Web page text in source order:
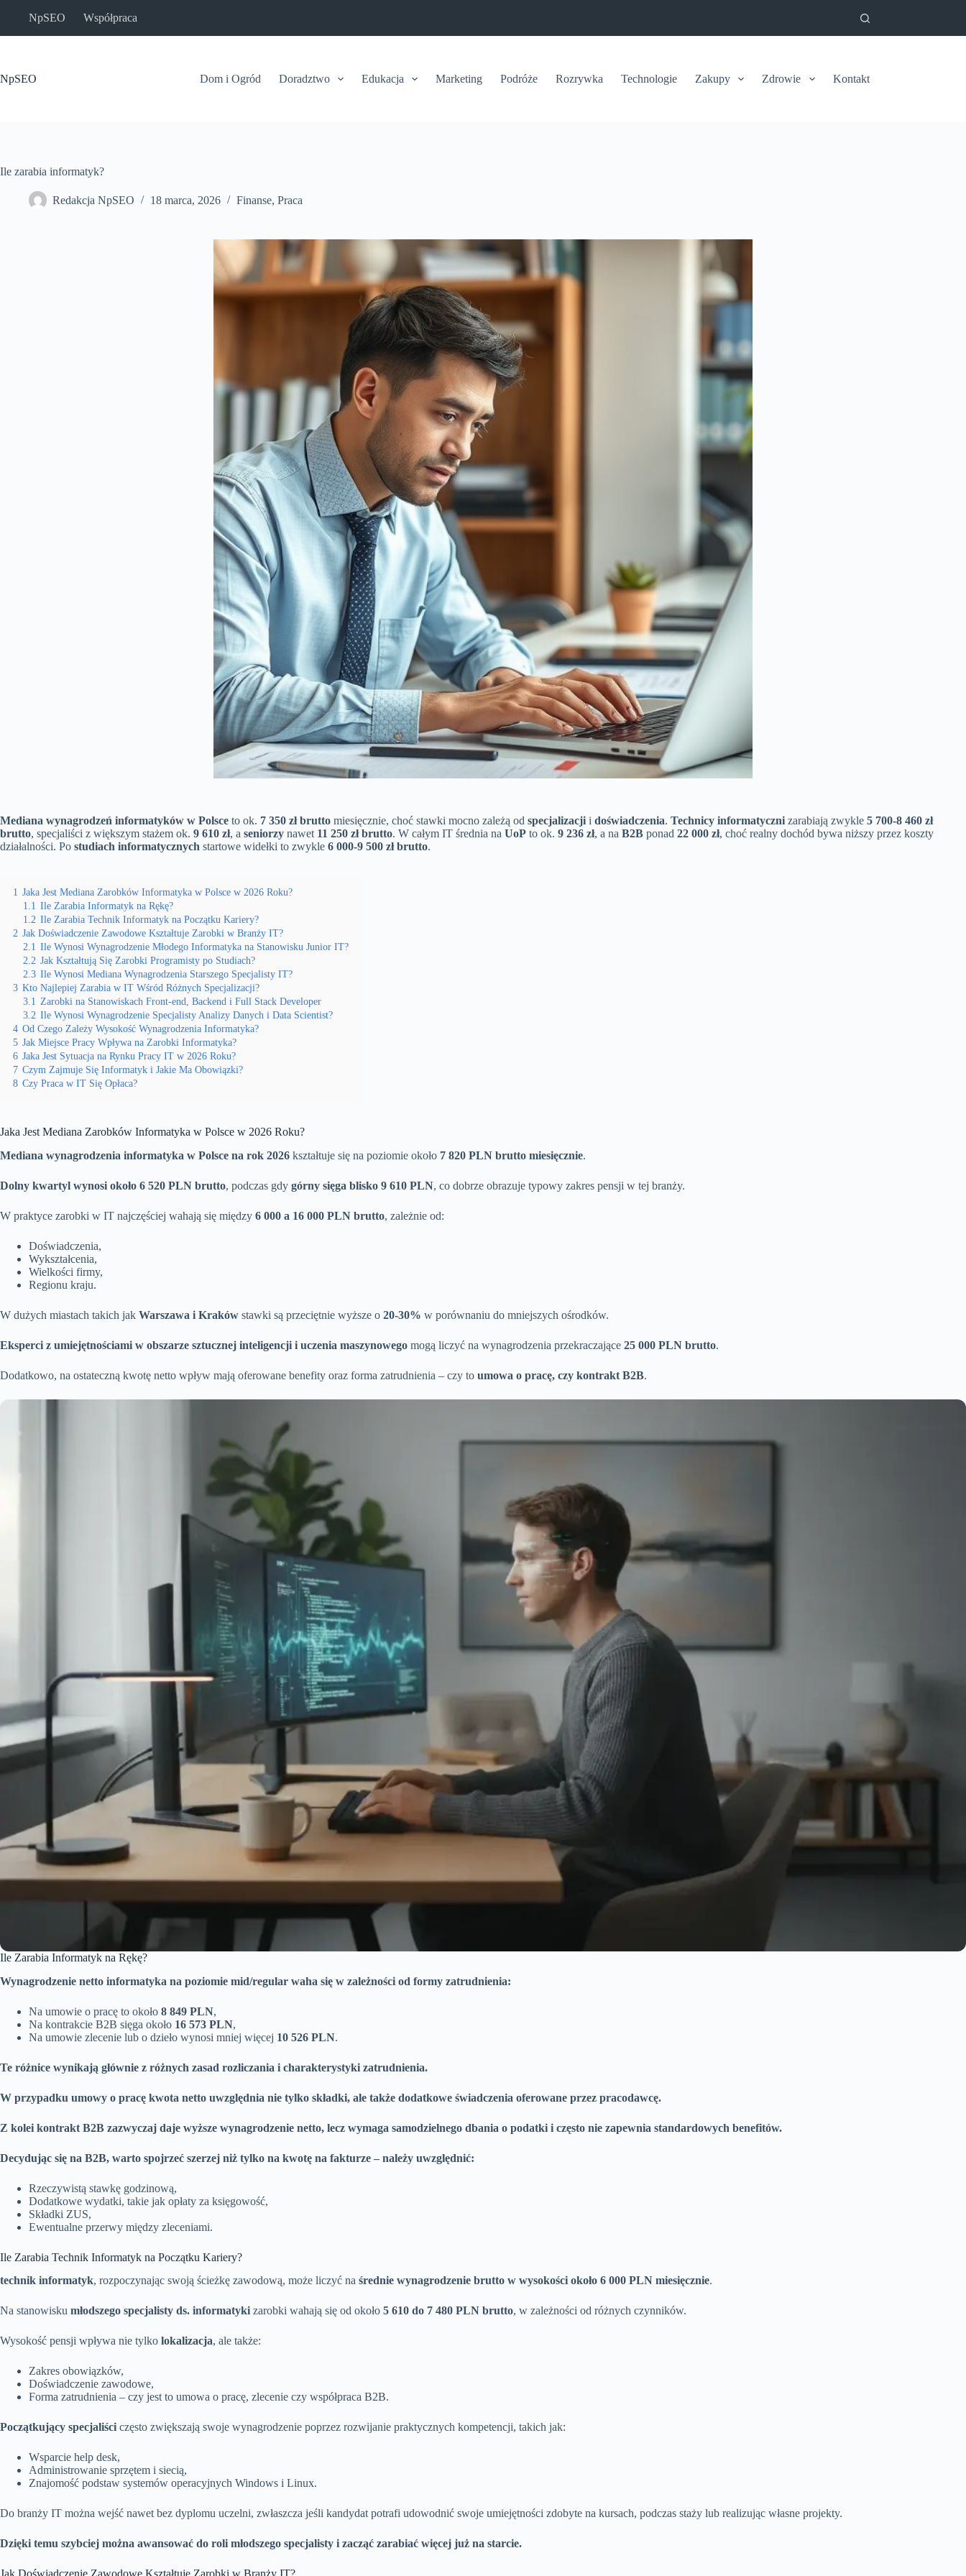
NpSEO Współpraca
NpSEO Dom i Ogród Doradztwo Edukacja Marketing Podróże Rozrywka Technologie Zakupy Zdrowie Kontakt
Ile zarabia informatyk?
Redakcja NpSEO 18 marca, 2026 Finanse, Praca
Mediana wynagrodzeń informatyków w Polsce to ok. 7 350 zł brutto miesięcznie, choć stawki mocno zależą od specjalizacji i doświadczenia. Technicy informatyczni zarabiają zwykle 5 700-8 460 zł
brutto, specjaliści z większym stażem ok. 9 610 zł, a seniorzy nawet 11 250 zł brutto. W całym IT średnia na UoP to ok. 9 236 zł, a na B2B ponad 22 000 zł, choć realny dochód bywa niższy przez koszty
działalności. Po studiach informatycznych startowe widełki to zwykle 6 000-9 500 zł brutto.
1 Jaka Jest Mediana Zarobków Informatyka w Polsce w 2026 Roku?
1.1 Ile Zarabia Informatyk na Rękę?
1.2 Ile Zarabia Technik Informatyk na Początku Kariery?
2 Jak Doświadczenie Zawodowe Kształtuje Zarobki w Branży IT?
2.1 Ile Wynosi Wynagrodzenie Młodego Informatyka na Stanowisku Junior IT?
2.2 Jak Kształtują Się Zarobki Programisty po Studiach?
2.3 Ile Wynosi Mediana Wynagrodzenia Starszego Specjalisty IT?
3 Kto Najlepiej Zarabia w IT Wśród Różnych Specjalizacji?
3.1 Zarobki na Stanowiskach Front-end, Backend i Full Stack Developer
3.2 Ile Wynosi Wynagrodzenie Specjalisty Analizy Danych i Data Scientist?
4 Od Czego Zależy Wysokość Wynagrodzenia Informatyka?
5 Jak Miejsce Pracy Wpływa na Zarobki Informatyka?
6 Jaka Jest Sytuacja na Rynku Pracy IT w 2026 Roku?
7 Czym Zajmuje Się Informatyk i Jakie Ma Obowiązki?
8 Czy Praca w IT Się Opłaca?
Jaka Jest Mediana Zarobków Informatyka w Polsce w 2026 Roku?
Mediana wynagrodzenia informatyka w Polsce na rok 2026 kształtuje się na poziomie około 7 820 PLN brutto miesięcznie.
Dolny kwartyl wynosi około 6 520 PLN brutto, podczas gdy górny sięga blisko 9 610 PLN, co dobrze obrazuje typowy zakres pensji w tej branży.
W praktyce zarobki w IT najczęściej wahają się między 6 000 a 16 000 PLN brutto, zależnie od:
Doświadczenia,
Wykształcenia,
Wielkości firmy,
Regionu kraju.
W dużych miastach takich jak Warszawa i Kraków stawki są przeciętnie wyższe o 20-30% w porównaniu do mniejszych ośrodków.
Eksperci z umiejętnościami w obszarze sztucznej inteligencji i uczenia maszynowego mogą liczyć na wynagrodzenia przekraczające 25 000 PLN brutto.
Dodatkowo, na ostateczną kwotę netto wpływ mają oferowane benefity oraz forma zatrudnienia – czy to umowa o pracę, czy kontrakt B2B.
Ile Zarabia Informatyk na Rękę?
Wynagrodzenie netto informatyka na poziomie mid/regular waha się w zależności od formy zatrudnienia:
Na umowie o pracę to około 8 849 PLN,
Na kontrakcie B2B sięga około 16 573 PLN,
Na umowie zlecenie lub o dzieło wynosi mniej więcej 10 526 PLN.
Te różnice wynikają głównie z różnych zasad rozliczania i charakterystyki zatrudnienia.
W przypadku umowy o pracę kwota netto uwzględnia nie tylko składki, ale także dodatkowe świadczenia oferowane przez pracodawcę.
Z kolei kontrakt B2B zazwyczaj daje wyższe wynagrodzenie netto, lecz wymaga samodzielnego dbania o podatki i często nie zapewnia standardowych benefitów.
Decydując się na B2B, warto spojrzeć szerzej niż tylko na kwotę na fakturze – należy uwzględnić:
Rzeczywistą stawkę godzinową,
Dodatkowe wydatki, takie jak opłaty za księgowość,
Składki ZUS,
Ewentualne przerwy między zleceniami.
Ile Zarabia Technik Informatyk na Początku Kariery?
technik informatyk, rozpoczynając swoją ścieżkę zawodową, może liczyć na średnie wynagrodzenie brutto w wysokości około 6 000 PLN miesięcznie.
Na stanowisku młodszego specjalisty ds. informatyki zarobki wahają się od około 5 610 do 7 480 PLN brutto, w zależności od różnych czynników.
Wysokość pensji wpływa nie tylko lokalizacja, ale także:
Zakres obowiązków,
Doświadczenie zawodowe,
Forma zatrudnienia – czy jest to umowa o pracę, zlecenie czy współpraca B2B.
Początkujący specjaliści często zwiększają swoje wynagrodzenie poprzez rozwijanie praktycznych kompetencji, takich jak:
Wsparcie help desk,
Administrowanie sprzętem i siecią,
Znajomość podstaw systemów operacyjnych Windows i Linux.
Do branży IT można wejść nawet bez dyplomu uczelni, zwłaszcza jeśli kandydat potrafi udowodnić swoje umiejętności zdobyte na kursach, podczas staży lub realizując własne projekty.
Dzięki temu szybciej można awansować do roli młodszego specjalisty i zacząć zarabiać więcej już na starcie.